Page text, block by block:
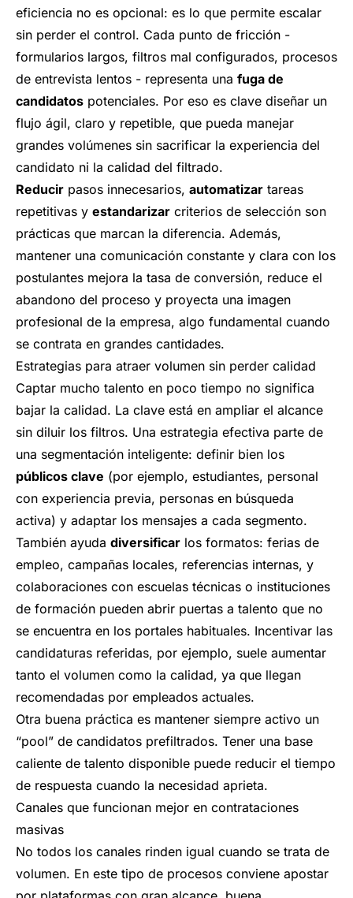
eficiencia no es opcional: es lo que permite escalar
sin perder el control. Cada punto de fricción -
formularios largos, filtros mal configurados, procesos
de entrevista lentos - representa una fuga de
candidatos potenciales. Por eso es clave diseñar un
flujo ágil, claro y repetible, que pueda manejar
grandes volúmenes sin sacrificar la experiencia del
candidato ni la calidad del filtrado.
Reducir pasos innecesarios, automatizar tareas
repetitivas y estandarizar criterios de selección son
prácticas que marcan la diferencia. Además,
mantener una comunicación constante y clara con los
postulantes mejora la tasa de conversión, reduce el
abandono del proceso y proyecta una imagen
profesional de la empresa, algo fundamental cuando
se contrata en grandes cantidades.
Estrategias para atraer volumen sin perder calidad
Captar mucho talento en poco tiempo no significa
bajar la calidad. La clave está en ampliar el alcance
sin diluir los filtros. Una estrategia efectiva parte de
una segmentación inteligente: definir bien los
públicos clave (por ejemplo, estudiantes, personal
con experiencia previa, personas en búsqueda
activa) y adaptar los mensajes a cada segmento.
También ayuda diversificar los formatos: ferias de
empleo, campañas locales, referencias internas, y
colaboraciones con escuelas técnicas o instituciones
de formación pueden abrir puertas a talento que no
se encuentra en los portales habituales. Incentivar las
candidaturas referidas, por ejemplo, suele aumentar
tanto el volumen como la calidad, ya que llegan
recomendadas por empleados actuales.
Otra buena práctica es mantener siempre activo un
“pool” de candidatos prefiltrados. Tener una base
caliente de talento disponible puede reducir el tiempo
de respuesta cuando la necesidad aprieta.
Canales que funcionan mejor en contrataciones
masivas
No todos los canales rinden igual cuando se trata de
volumen. En este tipo de procesos conviene apostar